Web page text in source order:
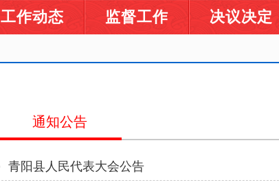
工作动态 监督工作 决议决定
通知公告
青阳县人民代表大会公告